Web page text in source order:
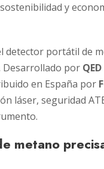
y
detector portátil de
Desarrollado por
en España por
láser, seguridad
metano